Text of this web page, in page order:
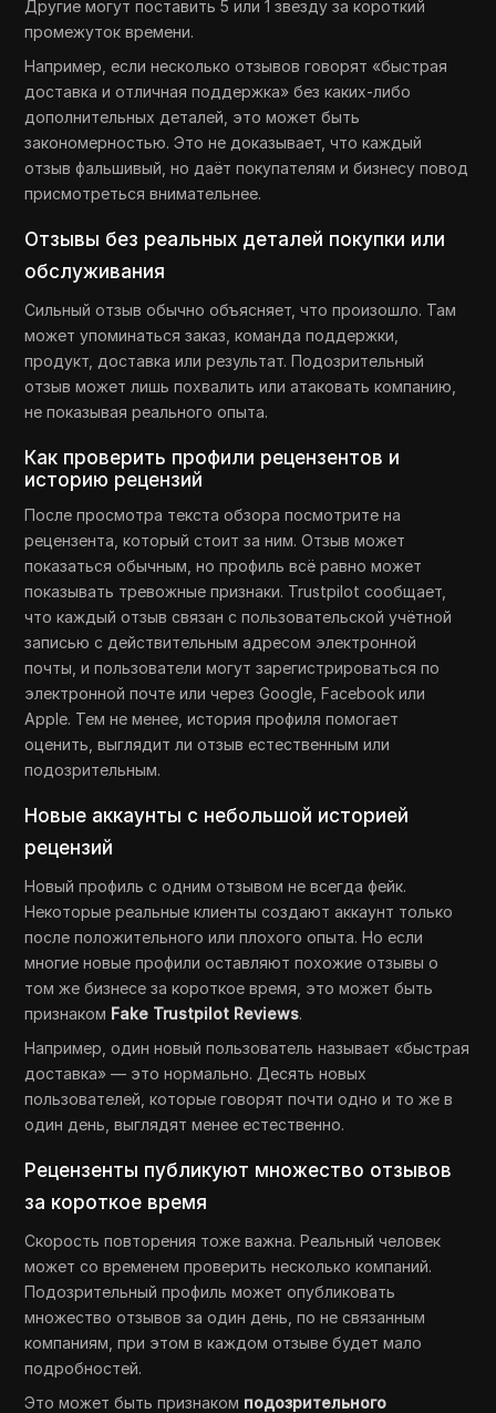
Другие могут поставить 5 или 1 звезду за короткий
промежуток времени.
Например, если несколько отзывов говорят «быстрая
доставка и отличная поддержка» без каких-либо
дополнительных деталей, это может быть
закономерностью. Это не доказывает, что каждый
отзыв фальшивый, но даёт покупателям и бизнесу повод
присмотреться внимательнее.
Отзывы без реальных деталей покупки или
обслуживания
Сильный отзыв обычно объясняет, что произошло. Там
может упоминаться заказ, команда поддержки,
продукт, доставка или результат. Подозрительный
отзыв может лишь похвалить или атаковать компанию,
не показывая реального опыта.
Как проверить профили рецензентов и
историю рецензий
После просмотра текста обзора посмотрите на
рецензента, который стоит за ним. Отзыв может
показаться обычным, но профиль всё равно может
показывать тревожные признаки. Trustpilot сообщает,
что каждый отзыв связан с пользовательской учётной
записью с действительным адресом электронной
почты, и пользователи могут зарегистрироваться по
электронной почте или через Google, Facebook или
Apple. Тем не менее, история профиля помогает
оценить, выглядит ли отзыв естественным или
подозрительным.
Новые аккаунты с небольшой историей
рецензий
Новый профиль с одним отзывом не всегда фейк.
Некоторые реальные клиенты создают аккаунт только
после положительного или плохого опыта. Но если
многие новые профили оставляют похожие отзывы о
том же бизнесе за короткое время, это может быть
признаком Fake Trustpilot Reviews.
Например, один новый пользователь называет «быстрая
доставка» — это нормально. Десять новых
пользователей, которые говорят почти одно и то же в
один день, выглядят менее естественно.
Рецензенты публикуют множество отзывов
за короткое время
Скорость повторения тоже важна. Реальный человек
может со временем проверить несколько компаний.
Подозрительный профиль может опубликовать
множество отзывов за один день, по не связанным
компаниям, при этом в каждом отзыве будет мало
подробностей.
Это может быть признаком подозрительного